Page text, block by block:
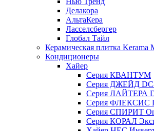
Делакора
АльтаКера
Ласселсбергер
Глобал Тайл
Керамическая плитка Kerama
Кондиционеры
Хайер
Серия КВАНТУМ
Серия ДЖЕЙД
Серия ЛАЙТЕРА
Серия ФЛЕКСИС
Серия СПИРИТ
Серия КОРАЛ